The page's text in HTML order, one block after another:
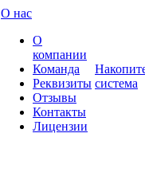
О нас
О
компании
Команда
Реквизиты
Отзывы
Контакты
Лицензии
система